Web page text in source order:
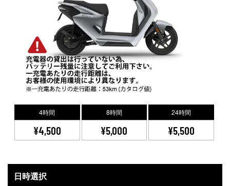
4時間
¥4,500
8時間
¥5,000
24時間
¥5,500
日時選択